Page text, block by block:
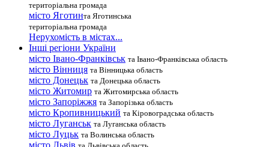
територіальна громада
місто Яготинта Яготинська
територіальна громада
Нерухомість в містах...
Інші регіони України
місто Івано-Франківськ та Івано-Франківська область
місто Вінниця та Вінницька область
місто Донецьк та Донецька область
місто Житомир та Житомирська область
місто Запоріжжя та Запорізька область
місто Кропивницький та Кіровоградська область
місто Луганськ та Луганська область
місто Луцьк та Волинська область
місто Львів